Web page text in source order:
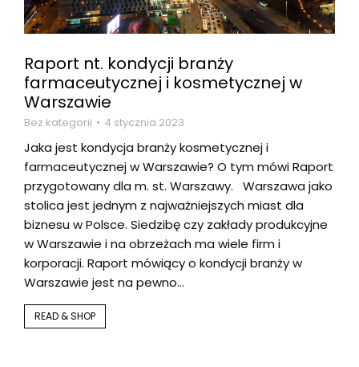
Raport nt. kondycji branży
farmaceutycznej i kosmetycznej w
Warszawie
Bez kategorii 4 stycznia 2023
Jaka jest kondycja branży kosmetycznej i
farmaceutycznej w Warszawie? O tym mówi Raport
przygotowany dla m. st. Warszawy. Warszawa jako
stolica jest jednym z najważniejszych miast dla
biznesu w Polsce. Siedzibę czy zakłady produkcyjne
w Warszawie i na obrzeżach ma wiele firm i
korporacji. Raport mówiący o kondycji branży w
Warszawie jest na pewno…
READ & SHOP